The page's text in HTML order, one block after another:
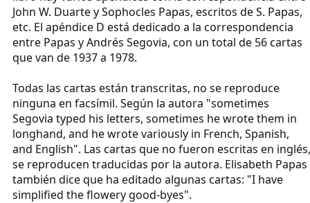
John W. Duarte y Sophocles Papas, escritos de S. Papas,
etc. El apéndice D está dedicado a la correspondencia
entre Papas y Andrés Segovia, con un total de 56 cartas
que van de 1937 a 1978.
Todas las cartas están transcritas, no se reproduce
ninguna en facsímil. Según la autora "sometimes
Segovia typed his letters, sometimes he wrote them in
longhand, and he wrote variously in French, Spanish,
and English". Las cartas que no fueron escritas en inglés,
se reproducen traducidas por la autora. Elisabeth Papas
también dice que ha editado algunas cartas: "I have
simplified the flowery good-byes".